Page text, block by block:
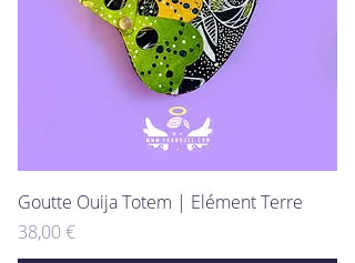
Goutte Ouija Totem | Elément Terre
Prix
38,00 €